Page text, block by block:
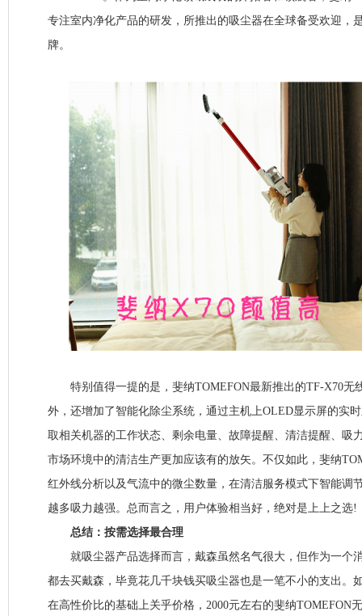
专注室内净化产品的研发，所推出的吸尘器在全球备受欢迎，
牌。
特别值得一提的是，斐纳TOMEFON最新推出的TF-X70无
外，还增加了智能化除尘系统，通过主机上OLED显示屏的实
取相关机器的工作状态、剩余电量、故障提醒、清洁提醒、吸
市场环境中的清洁生产更加应该有的放矢。不仅如此，斐纳
红外线分析以及气流中的微尘数量，在清洁服务模式下智能调
越多吸力越强。总而言之，用户体验相当好，绝对是上上之选!
总结：按需选择最合理
就吸尘器产品选择而言，戴森虽然名气很大，但作为一个
都去买戴森，毕竟花几千块钱买吸尘器也是一笔不小的支出。
在高性价比的基础上关乎价格，2000元左右的斐纳TOMEFON